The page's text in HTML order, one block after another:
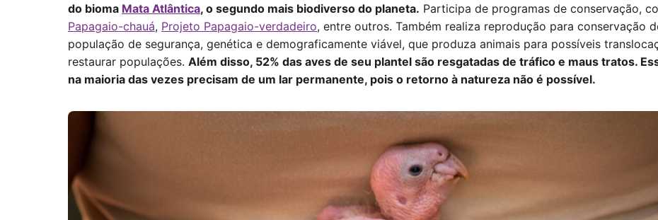
do bioma Mata Atlântica, o segundo mais biodiverso do planeta. Participa de programas de conservação,
Papagaio-chauá, Projeto Papagaio-verdadeiro, entre outros. Também realiza reprodução para conservação
população de segurança, genética e demograficamente viável, que produza animais para possíveis
restaurar populações. Além disso, 52% das aves de seu plantel são resgatadas de tráfico e maus tratos.
na maioria das vezes precisam de um lar permanente, pois o retorno à natureza não é possível.